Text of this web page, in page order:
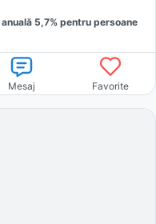
anuală 5,7% pentru persoane
Mesaj Favorite